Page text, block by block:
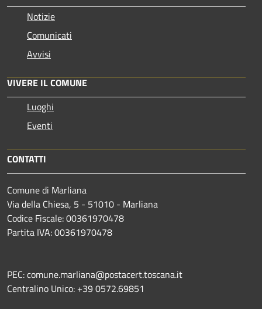
Notizie
Comunicati
Avvisi
VIVERE IL COMUNE
Luoghi
Eventi
CONTATTI
Comune di Marliana
Via della Chiesa, 5 - 51010 - Marliana
Codice Fiscale: 00361970478
Partita IVA: 00361970478
PEC: comune.marliana@postacert.toscana.it
Centralino Unico: +39 0572.69851